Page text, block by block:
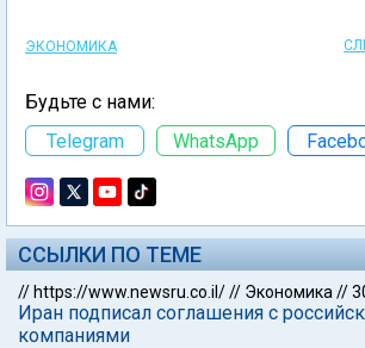
ЭКОНОМИКА
Будьте с нами:
Telegram
WhatsApp
ССЫЛКИ ПО ТЕМЕ
// https://www.newsru.co.il/// Экономика //
Иран подписал соглашения с
компаниями